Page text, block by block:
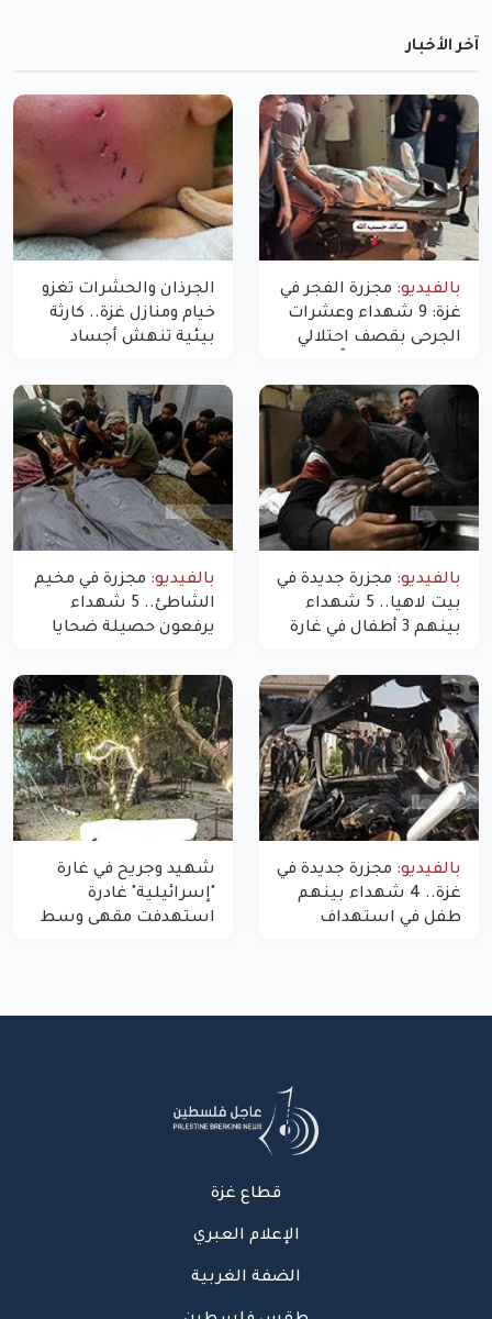
آخر الأخبار
بالفيديو: مجزرة الفجر في
غزة: 9 شهداء وعشرات
الجرحى بقصف احتلالي
الجرذان والحشرات تغزو
خيام ومنازل غزة.. كارثة
بيئية تنهش أجساد
بالفيديو: مجزرة جديدة في
بيت لاهيا.. 5 شهداء
بينهم 3 أطفال في غارة
غزة
بالفيديو: مجزرة في مخيم
الشاطئ.. 5 شهداء
يرفعون حصيلة ضحايا
بالفيديو: مجزرة جديدة في
غزة.. 4 شهداء بينهم
طفل في استهداف
شهيد وجريح في غارة
"إسرائيلية" غادرة
استهدفت مقهى وسط
قطاع غزة
الإعلام العبري
الضفة الغربية